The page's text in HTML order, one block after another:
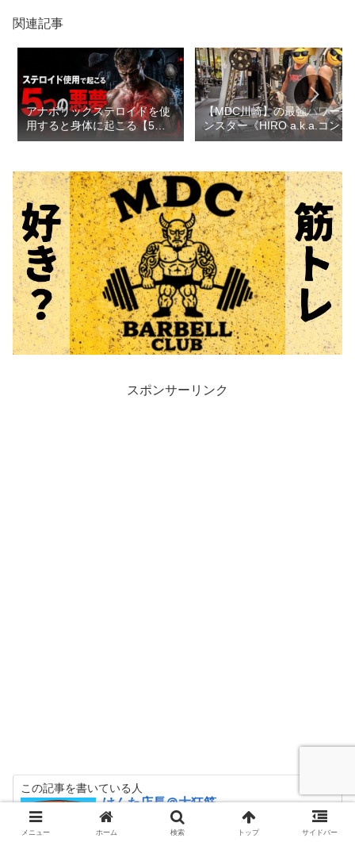
関連記事
アナボリックステロイドを使
用すると身体に起こる【5つ
の悪夢】｜筋肉と引き換えに
【MDC川崎】の最強パワーモ
ンスター《HIRO a.k.a.コン
グ》氏のスナップ集《ボディ
スポンサーリンク
この記事を書いている人
けんた店長＠大狂筋
SNS総インプ15億超
SNS総フォロワー数100,000人
メニュー ホーム 検索 トップ サイドバー